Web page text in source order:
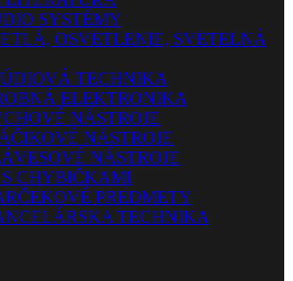
SYSTÉMY
OSVETLENIE, SVETELNÁ
TECHNIKA
ELEKTRONIKA
NÁSTROJE
NÁSTROJE
NÁSTROJE
CHYBIČKAMI
PREDMETY
TECHNIKA